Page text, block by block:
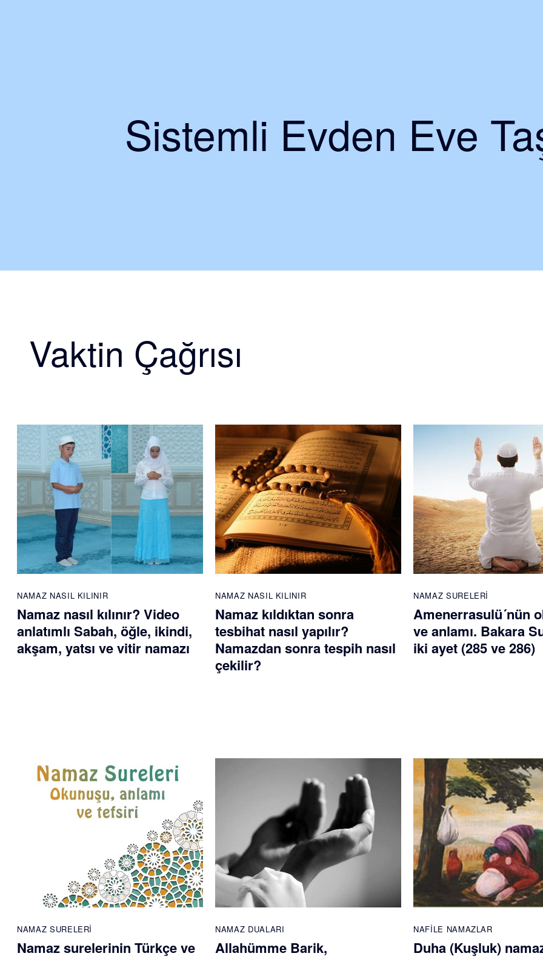
Sistemli Evden Eve
Vaktin Çağrısı
NAMAZ NASIL KILINIR
Namaz nasıl kılınır? Video
anlatımlı Sabah, öğle, ikindi,
akşam, yatsı ve vitir namazı
NAMAZ NASIL KILINIR
Namaz kıldıktan sonra
tesbihat nasıl yapılır?
Namazdan sonra tespih nasıl
çekilir?
NAMAZ SURELERI
Amenerrasulü´nün
ve anlamı. Bakara
iki ayet (285 ve 286)
NAMAZ SURELERI
Namaz surelerinin Türkçe ve
NAMAZ DUALARI
Allahümme Barik,
NAFILE NAMAZLAR
Duha (Kuşluk)